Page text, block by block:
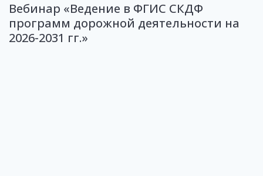
Вебинар «Ведение в ФГИС СКДФ
программ дорожной деятельности на
2026-2031 гг.»